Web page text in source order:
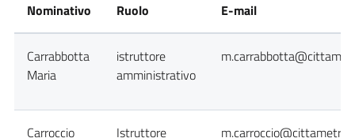
Nominativo Ruolo E-mail
Carrabbotta
Maria
istruttore
amministrativo
Carroccio
Istruttore